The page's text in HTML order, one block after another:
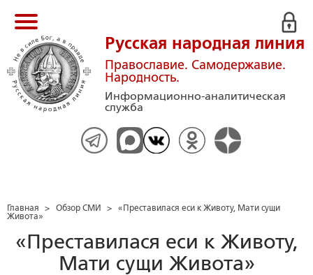
Русская народная линия
Православие. Самодержавие.
Народность.
Информационно-аналитическая
служба
Главная > Обзор СМИ > «Преставилася еси к Животу, Мати сущи
Живота»
«Преставилася еси к Животу,
Мати сущи Живота»